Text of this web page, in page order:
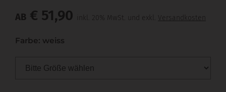
AB € 51,90 inkl. 20% MwSt. und exkl. Versandkosten
Farbe: weiss